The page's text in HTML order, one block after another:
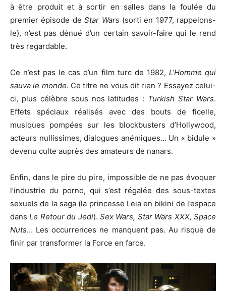
à être produit et à sortir en salles dans la foulée du
premier épisode deStar Wars (sorti en 1977, rappelons-
le), n’est pas dénué d’un certain savoir-faire qui le rend
très regardable.
Ce n’est pas le cas d’un film turc de 1982, L’Homme qui
sauva le monde. Ce titre ne vous dit rien ? Essayez celui-
ci, plus célèbre sous nos latitudes : Turkish Star Wars.
Effets spéciaux réalisés avec des bouts de ficelle,
musiques pompées sur les blockbusters d’Hollywood,
acteurs nullissimes, dialogues anémiques… Un « bidule »
devenu culte auprès des amateurs de nanars.
Enfin, dans le pire du pire, impossible de ne pas évoquer
l’industrie du porno, qui s’est régalée des sous-textes
sexuels de la saga (la princesse Leia en bikini de l’espace
dansLe Retour du Jedi).Sex Wars, Star Wars XXX, Space
Nuts… Les occurrences ne manquent pas. Au risque de
finir par transformer la Force en farce.